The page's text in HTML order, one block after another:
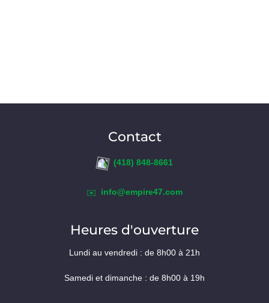
Contact
(418) 848-8661
✉️ info@empire47.com
Heures d'ouverture
Lundi au vendredi : de 8h00 à 21h
Samedi et dimanche : de 8h00 à 19h